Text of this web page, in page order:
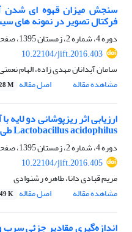
سنجش میزان قهوه ای شدن
فرکتال تصویر در نمونه های
دوره 4، شماره 2، زمستان 1395، صفحه
10.22104/jift.2016.403
سامان آبدانان مهدی زاده، الهام
مشاهده مقاله
اصل مقاله M
ارزیابی اثر ریزپوشانی دو لایه
Lactobacillus acidophilus طی دوره نگهداری آب گوجه فرنگی
دوره 4، شماره 2، زمستان 1395، صفحه
10.22104/jift.2016.405
مریم قبادی دانا، طاهره رشنوادی
مشاهده مقاله
اصل مقاله K
اندازه‌گیری مقادیر جزئی